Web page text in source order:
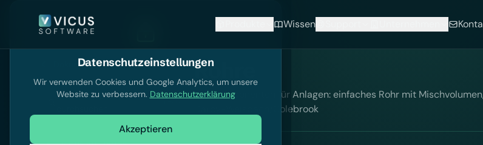
Wissen
Dokumentation
Dokumentation
Rohre
Rohrkomponenten für Anlagen: einfaches Rohr mit
Darcy-Weisbach/Colebrook
Datenschutzeinstellungen
Wir verwenden Cookies und Google Analytics, um unsere
Website zu verbessern. Datenschutzerklärung
Akzeptieren